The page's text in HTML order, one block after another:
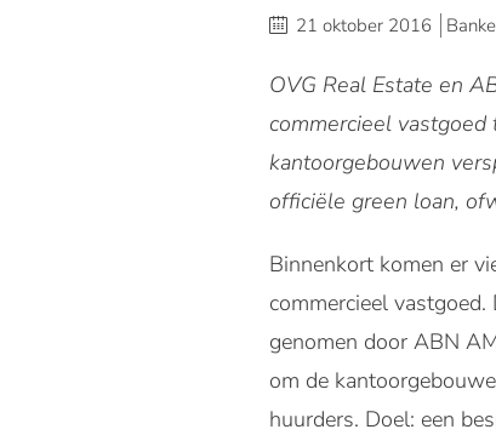
21 oktober 2016
OVG Real Estate en
commercieel
kantoorgebouwen
officiële green loan,
Binnenkort komen er
commercieel
genomen door ABN
om de
huurders. Doel: een